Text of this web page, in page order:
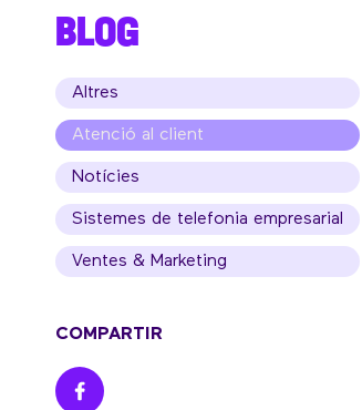
BLOG
Altres
Atenció al client
Notícies
Sistemes de telefonia empresarial
Ventes & Marketing
COMPARTIR